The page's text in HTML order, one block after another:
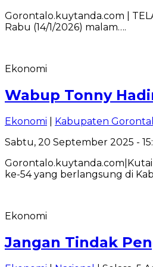
Gorontalo.kuytanda.com |
Rabu (14/1/2026) malam….
Ekonomi
Wabup Tonny
Ekonomi Kabupaten
Sabtu, 20 September 2025 -
ke-54 yang berlangsung di
Ekonomi
Jangan Tindak